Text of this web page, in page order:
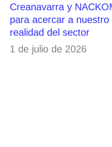
Creanavarra y
para acercar a
realidad del sector
1 de julio de 2026